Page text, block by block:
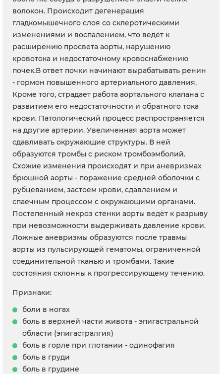
волокон. Происходит дегенерация
гладкомышечного слоя со склеротическими
изменениями и воспалением, что ведёт к
расширению просвета аорты, нарушению
кровотока и недостаточному кровоснабжению
почек.В ответ почки начинают вырабатывать ренин
- гормон повышенного артериального давления.
Кроме того, страдает работа аортального клапана с
развитием его недостаточности и обратного тока
крови. Патологический процесс распространяется
на другие артерии. Увеличенная аорта может
сдавливать окружающие структуры. В ней
образуются тромбы с риском тромбоэмболий.
Схожие изменения происходят и при аневризмах
брюшной аорты - поражение средней оболочки с
рубцеванием, застоем крови, сдавлением и
спаечным процессом с окружающими органами.
Постепенный некроз стенки аорты ведёт к разрыву
при невозможности выдерживать давление крови.
Ложные аневризмы образуются после травмы
аорты из пульсирующей гематомы, ограниченной
соединительной тканью и тромбами. Такие
состояния склонны к прогрессирующему течению.
Признаки:
боли в ногах
боль в верхней части живота - эпигастральной
области (эпигастралгия)
боль в горле при глотании - одинофагия
боль в груди
боль в грудине